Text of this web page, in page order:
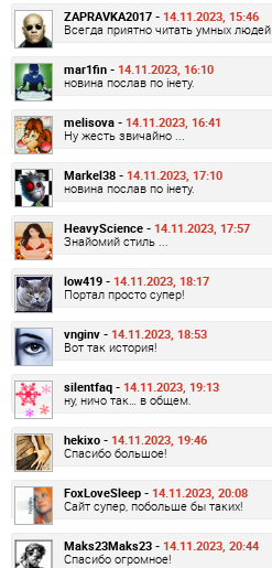
ZAPRAVKA2017 - 14.11.2023, 15:46
Всегда приятно читать умных людей
mar1fin - 14.11.2023, 16:10
новина послав по інету.
melisova - 14.11.2023, 16:41
Ну жесть звичайно ...
Markel38 - 14.11.2023, 17:10
новина послав по інету.
HeavyScience - 14.11.2023, 17:57
Знайомий стиль ...
low419 - 14.11.2023, 18:17
Портал просто супер!
vnginv - 14.11.2023, 18:53
Вот так история!
silentfaq - 14.11.2023, 19:13
ну, ничо так… в общем.
hekixo - 14.11.2023, 19:46
Спасибо большое!
FoxLoveSleep - 14.11.2023, 20:08
Сайт супер, побольше бы таких!
Maks23Maks23 - 14.11.2023, 20:44
Спасибо огромное!